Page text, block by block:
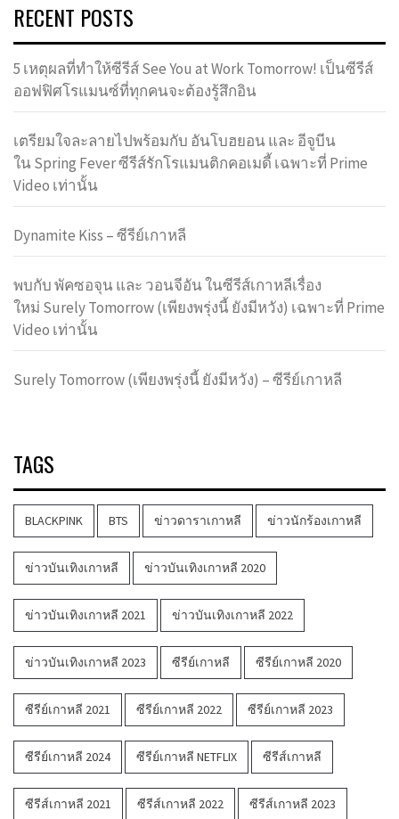
RECENT POSTS
5 เหตุผลที่ทำให้ซีรีส์ See You at Work Tomorrow! เป็นซีรีส์
ออฟฟิศโรแมนซ์ที่ทุกคนจะต้องรู้สึกอิน
เตรียมใจละลายไปพร้อมกับ อันโบฮยอน และ อีจูบีน
ใน Spring Fever ซีรีส์รักโรแมนติกคอเมดี้ เฉพาะที่ Prime
Video เท่านั้น
Dynamite Kiss – ซีรีย์เกาหลี
พบกับ พัคซอจุน และ วอนจีอัน ในซีรีส์เกาหลีเรื่อง
ใหม่ Surely Tomorrow (เพียงพรุ่งนี้ ยังมีหวัง) เฉพาะที่ Prime
Video เท่านั้น
Surely Tomorrow (เพียงพรุ่งนี้ ยังมีหวัง) – ซีรีย์เกาหลี
TAGS
BLACKPINK BTS ข่าวดาราเกาหลี ข่าวนักร้องเกาหลี
ข่าวบันเทิงเกาหลี ข่าวบันเทิงเกาหลี 2020
ข่าวบันเทิงเกาหลี 2021 ข่าวบันเทิงเกาหลี 2022
ข่าวบันเทิงเกาหลี 2023 ซีรีย์เกาหลี ซีรีย์เกาหลี 2020
ซีรีย์เกาหลี 2021 ซีรีย์เกาหลี 2022 ซีรีย์เกาหลี 2023
ซีรีย์เกาหลี 2024 ซีรีย์เกาหลี NETFLIX ซีรีส์เกาหลี
ซีรีส์เกาหลี 2021 ซีรีส์เกาหลี 2022 ซีรีส์เกาหลี 2023